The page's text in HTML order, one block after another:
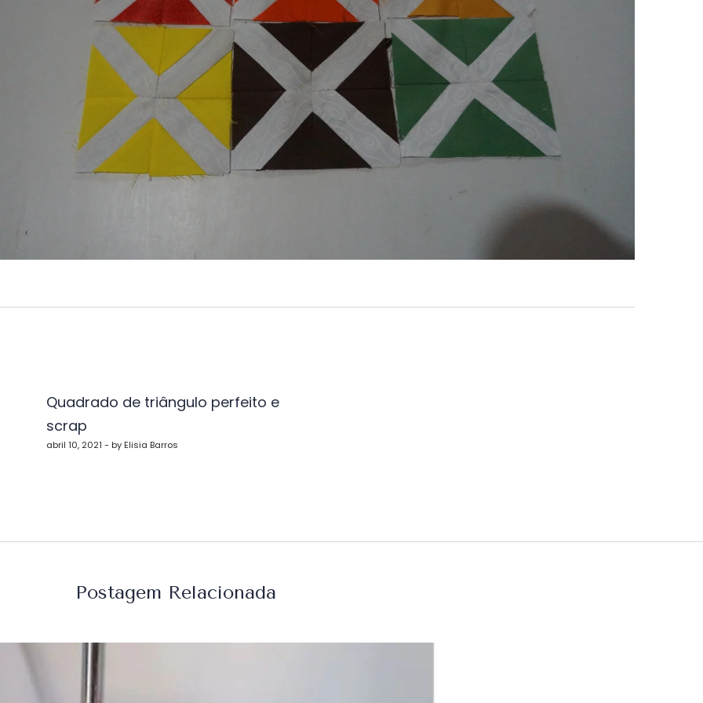
Quadrado de triângulo perfeito e
scrap
abril 10, 2021 - by Elisia Barros
Postagem Relacionada